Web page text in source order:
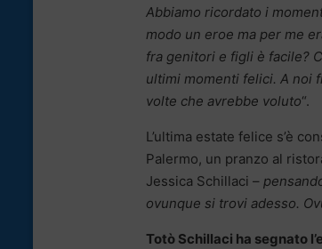
Abbiamo ricordato i
modo un eroe ma per me
fra genitori e figli è facile?
ultimi momenti felici. A noi
volte che avrebbe voluto“.
L’ultima estate felice s’è
Palermo, un pranzo al
Jessica Schillaci –
ovunque si trovi adesso.
Totò Schillaci ha segnato